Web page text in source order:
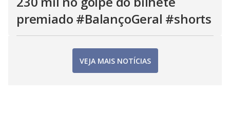
premiado #BalançoGeral #shorts
VEJA MAIS NOTÍCIAS